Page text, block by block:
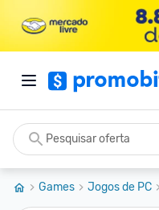
Games Jogos de PC